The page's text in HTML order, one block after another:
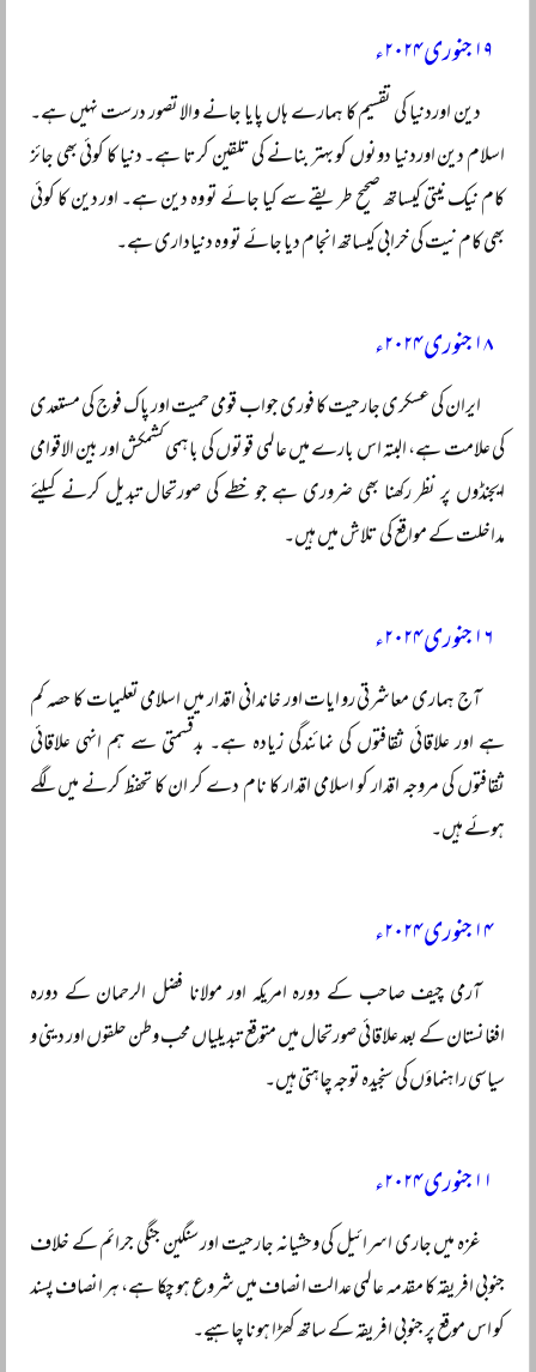
۱۹ جنوری ۲۰۲۴ء
دین اوردنیا کی تقسیم کا ہمارے ہاں پایا جانے والا تصور درست نہیں ہے۔
اسلام دین اوردنیا دونوں کو بہتر بنانے کی تلقین کرتا ہے۔ دنیا کا کوئی بھی جائز
کام نیک نیتی کیساتھ صحیح طریقے سے کیا جائے تو وہ دین ہے۔ اور دین کا کوئی
بھی کام نیت کی خرابی کیساتھ انجام دیا جائے تو وہ دنیاداری ہے۔
۱۸ جنوری ۲۰۲۴ء
ایران کی عسکری جارحیت کا فوری جواب قومی حمیت اور پاک فوج کی مستعدی
کی علامت ہے، البتہ اس بارے میں عالمی قوتوں کی باہمی کشمکش اور بین الاقوامی
ایجنڈوں پر نظر رکھنا بھی ضروری ہے جو خطے کی صورتحال تبدیل کرنے کیلئے
مداخلت کے مواقع کی تلاش میں ہیں۔
۱۶ جنوری ۲۰۲۴ء
آج ہماری معاشرتی روایات اور خاندانی اقدار میں اسلامی تعلیمات کا حصہ کم
ہے اور علاقائی ثقافتوں کی نمائندگی زیادہ ہے۔ بدقسمتی سے ہم انہی علاقائی
ثقافتوں کی مروجہ اقدار کو اسلامی اقدار کا نام دے کر ان کا تحفظ کرنے میں لگے
ہوئے ہیں۔
۱۴ جنوری ۲۰۲۴ء
آرمی چیف صاحب کے دورہ امریکہ اور مولانا فضل الرحمان کے دورہ
افغانستان کے بعد علاقائی صورتحال میں متوقع تبدیلیاں محب وطن حلقوں اور دینی و
سیاسی راہنماؤں کی سنجیدہ توجہ چاہتی ہیں۔
۱۱ جنوری ۲۰۲۴ء
غزہ میں جاری اسرائیل کی وحشیانہ جارحیت اور سنگین جنگی جرائم کے خلاف
جنوبی افریقہ کا مقدمہ عالمی عدالت انصاف میں شروع ہو چکا ہے، ہر انصاف پسند
کو اس موقع پر جنوبی افریقہ کے ساتھ کھڑا ہونا چاہیے۔